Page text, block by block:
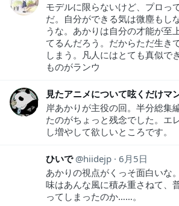
モデルに限らないけど、プロっ
だ。自分ができる気は微塵もし
うな。あかりは自分の才能が至
てるんだろう。だからただ生き
しまう。凡人にはとても真似で
ものがランウ
見たアニメについて呟くだけマ
岸あかりが主役の回。半分総集
たのがちょっと残念でした。エ
し増やして欲しいところです。
ひいで hiidejp 6月5日
あかりの視点がくっそ面白いな
味はあんな風に積み重さねて、
ってしまったのか……。